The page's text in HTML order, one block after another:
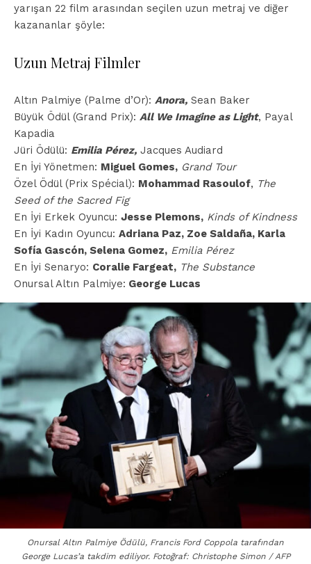
yarışan 22 film arasından seçilen uzun metraj ve diğer
kazananlar şöyle:
Uzun Metraj Filmler
Altın Palmiye (Palme d’Or): Anora, Sean Baker
Büyük Ödül (Grand Prix): All We Imagine as Light, Payal
Kapadia
Jüri Ödülü: Emilia Pérez, Jacques Audiard
En İyi Yönetmen: Miguel Gomes, Grand Tour
Özel Ödül (Prix Spécial): Mohammad Rasoulof, The
Seed of the Sacred Fig
En İyi Erkek Oyuncu: Jesse Plemons, Kinds of Kindness
En İyi Kadın Oyuncu: Adriana Paz, Zoe Saldaña, Karla
Sofía Gascón, Selena Gomez, Emilia Pérez
En İyi Senaryo: Coralie Fargeat, The Substance
Onursal Altın Palmiye: George Lucas
Onursal Altın Palmiye Ödülü, Francis Ford Coppola tarafından
George Lucas’a takdim ediliyor. Fotoğraf: Christophe Simon / AFP